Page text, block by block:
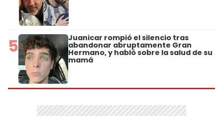
5 Juanicar rompió el silencio tras
abandonar abruptamente Gran
Hermano, y habló sobre la salud de su
mamá